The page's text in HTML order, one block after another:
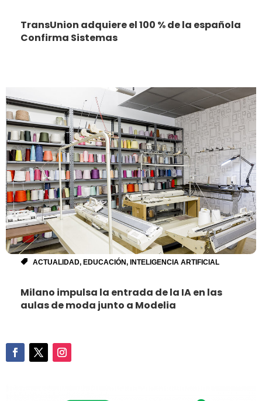
TransUnion adquiere el 100 % de la española
Confirma Sistemas
ACTUALIDAD, EDUCACIÓN, INTELIGENCIA ARTIFICIAL
Milano impulsa la entrada de la IA en las
aulas de moda junto a Modelia